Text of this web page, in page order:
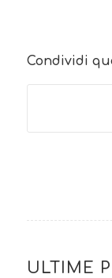
Condividi
ULTIME